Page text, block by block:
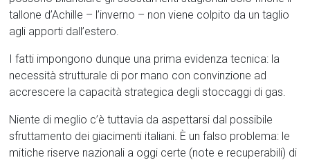
tallone d’Achille – l’inverno – non viene colpito da un taglio
agli apporti dall’estero.
I fatti impongono dunque una prima evidenza tecnica: la
necessità strutturale di por mano con convinzione ad
accrescere la capacità strategica degli stoccaggi di gas.
Niente di meglio c’è tuttavia da aspettarsi dal possibile
sfruttamento dei giacimenti italiani. È un falso problema: le
mitiche riserve nazionali a oggi certe (note e recuperabili) di